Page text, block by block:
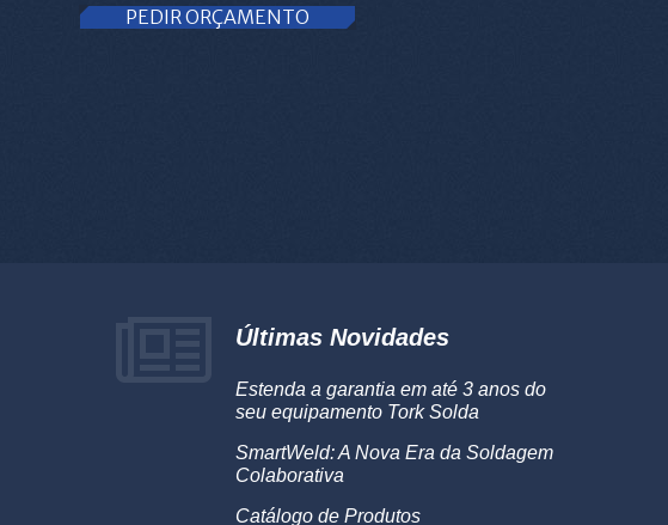
PEDIR ORÇAMENTO
Últimas Novidades
Estenda a garantia em até 3 anos do
seu equipamento Tork Solda
SmartWeld: A Nova Era da Soldagem
Colaborativa
Catálogo de Produtos